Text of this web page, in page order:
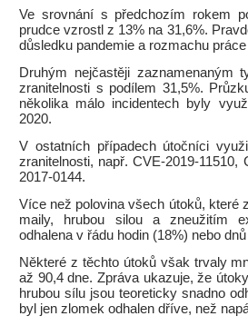
Ve srovnání s předchozím rokem
prudce vzrostl z 13% na 31,6%.
důsledku pandemie a rozmachu
Druhým nejčastěji zaznamenaným
zranitelnosti s podílem 31,5%.
několika málo incidentech byly
2020.
V ostatních případech útočníci
zranitelnosti, např. CVE-2019-11510,
2017-0144.
Více než polovina všech útoků, které
maily, hrubou silou a zneužitím
odhalena v řádu hodin (18%) nebo
Některé z těchto útoků však trvaly
až 90,4 dne. Zpráva ukazuje, že
hrubou sílu jsou teoreticky snadno
byl jen zlomek odhalen dříve, než